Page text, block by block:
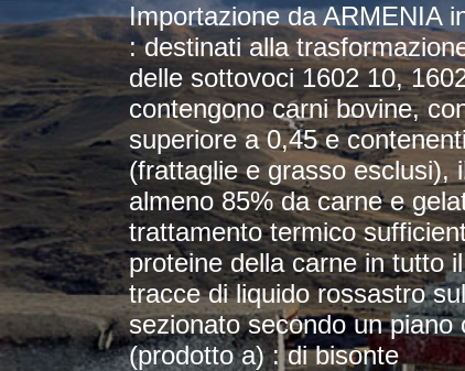
Importazione da ARMENIA
: destinati alla
delle sottovoci 1602 10,
contengono carni bovine,
superiore a 0,45 e
(frattaglie e grasso esclusi),
almeno 85% da carne e
trattamento termico
proteine della carne in tutto
tracce di liquido rossastro
sezionato secondo un
(prodotto a) : di bisonte